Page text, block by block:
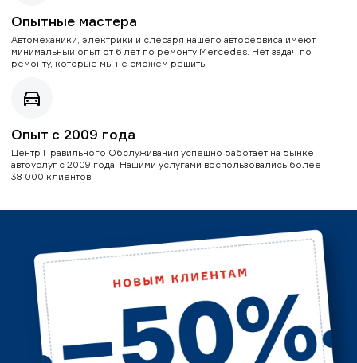
Опытные мастера
Автомеханики, электрики и слесаря нашего автосервиса имеют
минимальный опыт от 6 лет по ремонту Mercedes. Нет задач по
ремонту, которые мы не сможем решить.
Опыт с 2009 года
Центр Правильного Обслуживания успешно работает на рынке
автоуслуг с 2009 года. Нашими услугами воспользовались более
38 000 клиентов.